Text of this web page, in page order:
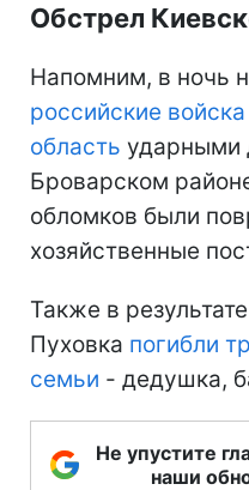
Обстрел
Напомним, в ночь
российские
область ударными
Броварском
обломков были
хозяйственные
Также в
Пуховка погибли
семьи - дедушка,
Не упустите
наши